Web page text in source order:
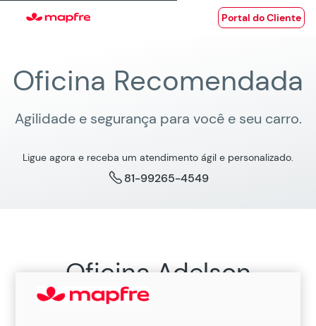
Portal do Cliente
Oficina Recomendada
Agilidade e segurança para você e seu carro.
Ligue agora e receba um atendimento ágil e personalizado.
81-99265-4549
Oficina Adelson
Oficina Recomendada MAPFRE em Santa